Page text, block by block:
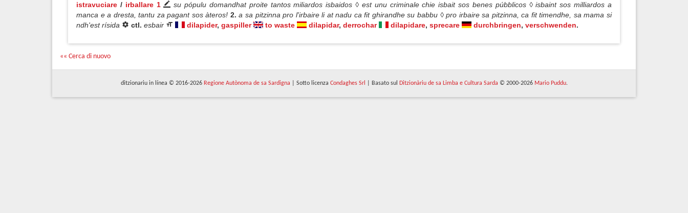
istravuciare / irballare 1
su pópulu domandhat proite tantos miliardos isbaidos ◊ est unu criminale chie isbait sos benes púbblicos ◊ isbaint sos milliardos a
manca e a dresta, tantu za pagant sos àteros! 2.a sa pitzinna pro l'irbaire li at nadu ca fit ghirandhe su babbu ◊ pro irbaire sa pitzinna, ca fit timendhe, sa mama si
ndh'est rísida
ctl. esbair dilapider, gaspiller to waste dilapidar, derrochar dilapidare, sprecare durchbringen, verschwenden.
«« Cerca di nuovo
ditzionariu in línea © 2016-2026 Regione Autònoma de sa Sardigna | Sotto licenza Condaghes Srl | Basato sul Ditzionàriu de sa Limba e Cultura Sarda © 2000-2026 Mario Puddu.